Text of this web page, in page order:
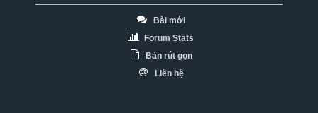
Bài mới
Forum Stats
Bản rút gọn
Liên hệ